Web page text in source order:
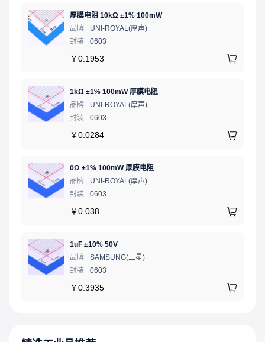
厚膜电阻 10kΩ ±1% 100mW
品牌
UNI-ROYAL(厚声)
封装
0603
￥0.1953
1kΩ ±1% 100mW 厚膜电阻
品牌
UNI-ROYAL(厚声)
封装
0603
￥0.0284
0Ω ±1% 100mW 厚膜电阻
品牌
UNI-ROYAL(厚声)
封装
0603
￥0.038
1uF ±10% 50V
品牌
SAMSUNG(三星)
封装
0603
￥0.3935